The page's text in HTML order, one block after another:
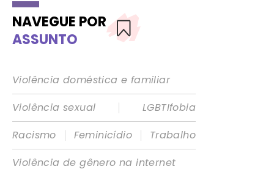
NAVEGUE POR
ASSUNTO
Violência doméstica e familiar
Violência sexual
|
LGBTIfobia
Racismo
| Feminicídio |
Trabalho
Violência de gênero na internet